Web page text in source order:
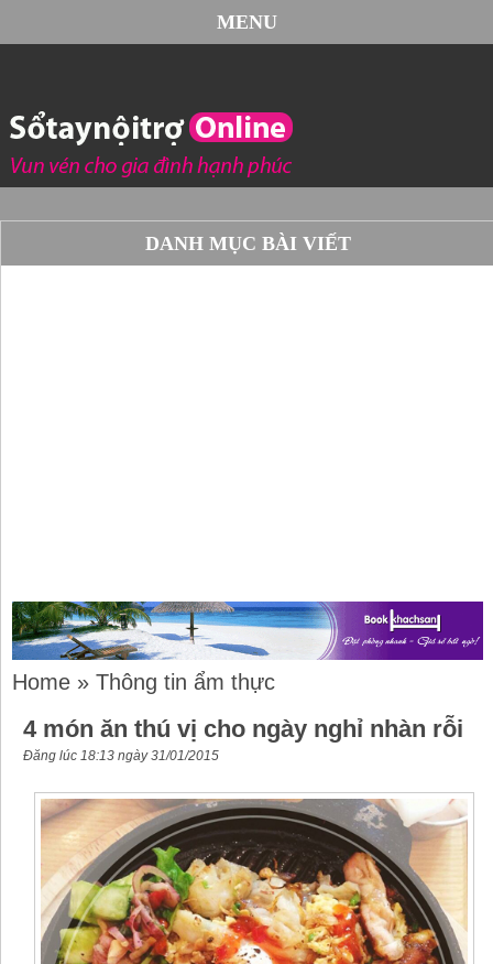
MENU
DANH MỤC BÀI VIẾT
Home » Thông tin ẩm thực
4 món ăn thú vị cho ngày nghỉ nhàn rỗi
Đăng lúc 18:13 ngày 31/01/2015